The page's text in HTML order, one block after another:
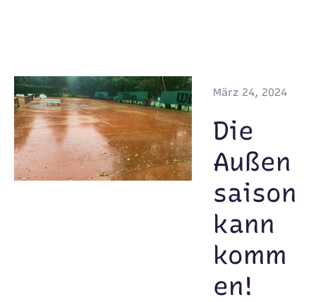
März 24, 2024
Die
Außen
saison
kann
komm
en!